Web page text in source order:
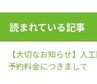
読まれている記事
【大切なお知らせ】人
予約料金につきまして